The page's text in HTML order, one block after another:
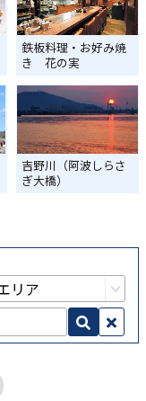
鉄板料理・お好み焼
き 花の実
吉野川（阿波しらさ
ぎ大橋）